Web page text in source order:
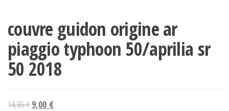
couvre guidon origine ar
piaggio typhoon 50/aprilia sr
50 2018
14,86€Le
9,00 €Le